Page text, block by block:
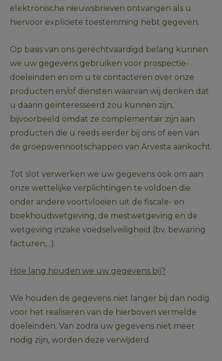
elektronische nieuwsbrieven ontvangen als u
hiervoor expliciete toestemming hebt gegeven.
Op basis van ons gerechtvaardigd belang kunnen
we uw gegevens gebruiken voor prospectie-
doeleinden en om u te contacteren over onze
producten en/of diensten waarvan wij denken dat
u daarin geïnteresseerd zou kunnen zijn,
bijvoorbeeld omdat ze complementair zijn aan
producten die u reeds eerder bij ons of een van
de groepsvennootschappen van Arvesta aankocht.
Tot slot verwerken we uw gegevens ook om aan
onze wettelijke verplichtingen te voldoen die
onder andere voortvloeien uit de fiscale- en
boekhoudwetgeving, de mestwetgeving en de
wetgeving inzake voedselveiligheid (bv. bewaring
facturen,...).
Hoe lang houden we uw gegevens bij?
We houden de gegevens niet langer bij dan nodig
voor het realiseren van de hierboven vermelde
doeleinden. Van zodra uw gegevens niet meer
nodig zijn, worden deze verwijderd.